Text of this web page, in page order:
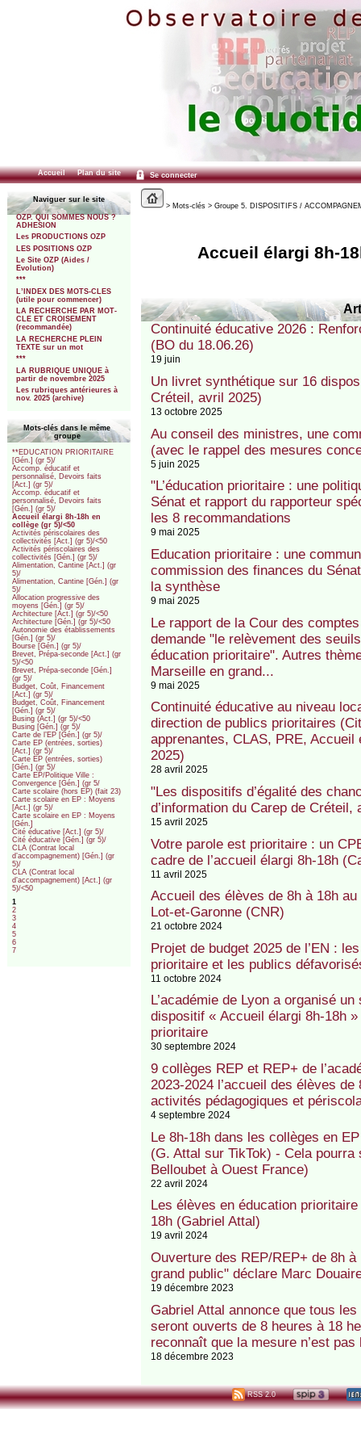
Accueil Plan du site Se connecter
Naviguer sur le site
OZP. QUI SOMMES NOUS ?
ADHESION
Les PRODUCTIONS OZP
LES POSITIONS OZP
Le Site OZP (Aides /
Evolution)
***
L’INDEX DES MOTS-CLES
(utile pour commencer)
LA RECHERCHE PAR MOT-
CLE ET CROISEMENT
(recommandée)
LA RECHERCHE PLEIN
TEXTE sur un mot
***
LA RUBRIQUE UNIQUE à
partir de novembre 2025
Les rubriques antérieures à
nov. 2025 (archive)
Mots-clés dans le même
groupe
**EDUCATION PRIORITAIRE
[Gén.] (gr 5)/
Accomp. éducatif et
personnalisé, Devoirs faits
[Act.] (gr 5)/
Accomp. éducatif et
personnalisé, Devoirs faits
[Gén.] (gr 5)/
Accueil élargi 8h-18h en
collège (gr 5)/<50
Activités périscolaires des
collectivités [Act.] (gr 5)/<50
Activités périscolaires des
collectivités [Gén.] (gr 5)/
Alimentation, Cantine [Act.] (gr
5)/
Alimentation, Cantine [Gén.] (gr
5)/
Allocation progressive des
moyens [Gén.] (gr 5)/
Architecture [Act.] (gr 5)/<50
Architecture [Gén.] (gr 5)/<50
Autonomie des établissements
[Gén.] (gr 5)/
Bourse [Gén.] (gr 5)/
Brevet, Prépa-seconde [Act.] (gr
5)/<50
Brevet, Prépa-seconde [Gén.]
(gr 5)/
Budget, Coût, Financement
[Act.] (gr 5)/
Budget, Coût, Financement
[Gén.] (gr 5)/
Busing (Act.] (gr 5)/<50
Busing [Gén.] (gr 5)/
Carte de l’EP [Gén.] (gr 5)/
Carte EP (entrées, sorties)
[Act.] (gr 5)/
Carte EP (entrées, sorties)
[Gén.] (gr 5)/
Carte EP/Politique Ville :
Convergence [Gén.] (gr 5/
Carte scolaire (hors EP) (fait 23)
Carte scolaire en EP : Moyens
[Act.] (gr 5)/
Carte scolaire en EP : Moyens
[Gén.]
Cité éducative [Act.] (gr 5)/
Cité éducative [Gén.] (gr 5)/
CLA (Contrat local
d’accompagnement) [Gén.] (gr
5)/
CLA (Contrat local
d’accompagnement) [Act.] (gr
5)/<50
1
2
3
4
5
6
7
> Mots-clés > Groupe 5. DISPOSITIFS /
Accueil élargi 8h-
Continuité éducative 2026 :
(BO du 18.06.26)
19 juin
Un livret synthétique sur 16
Créteil, avril 2025)
13 octobre 2025
Au conseil des ministres, une
(avec le rappel des mesures
5 juin 2025
"L’éducation prioritaire : une
Sénat et rapport du rapporteur
les 8 recommandations
9 mai 2025
Education prioritaire : une
commission des finances du
la synthèse
9 mai 2025
Le rapport de la Cour des
demande "le relèvement des
éducation prioritaire". Autres
Marseille en grand...
9 mai 2025
Continuité éducative au niveau
direction de publics prioritaires
apprenantes, CLAS, PRE,
2025)
28 avril 2025
"Les dispositifs d’égalité des
d’information du Carep de Créteil,
15 avril 2025
Votre parole est prioritaire : un
cadre de l’accueil élargi 8h-18h
11 avril 2025
Accueil des élèves de 8h à 18h
Lot-et-Garonne (CNR)
21 octobre 2024
Projet de budget 2025 de l’EN :
prioritaire et les publics
11 octobre 2024
L’académie de Lyon a organisé
dispositif « Accueil élargi 8h-18h
prioritaire
30 septembre 2024
9 collèges REP et REP+ de
2023-2024 l’accueil des élèves
activités pédagogiques et
4 septembre 2024
Le 8h-18h dans les collèges en
(G. Attal sur TikTok) - Cela
Belloubet à Ouest France)
22 avril 2024
Les élèves en éducation
18h (Gabriel Attal)
19 avril 2024
Ouverture des REP/REP+ de 8h
grand public" déclare Marc
19 décembre 2023
Gabriel Attal annonce que tous
seront ouverts de 8 heures à 18
reconnaît que la mesure n’est
18 décembre 2023
RSS 2.0